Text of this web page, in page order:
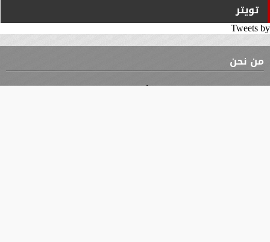
تويتر
Tweets by
من نحن